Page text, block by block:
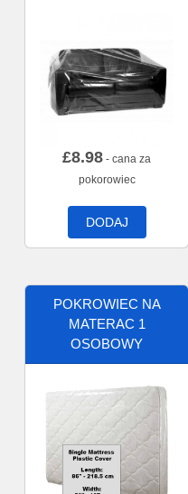
£8.98 - cana za
pokorowiec
DODAJ
POKROWIEC NA
MATERAC 1
OSOBOWY